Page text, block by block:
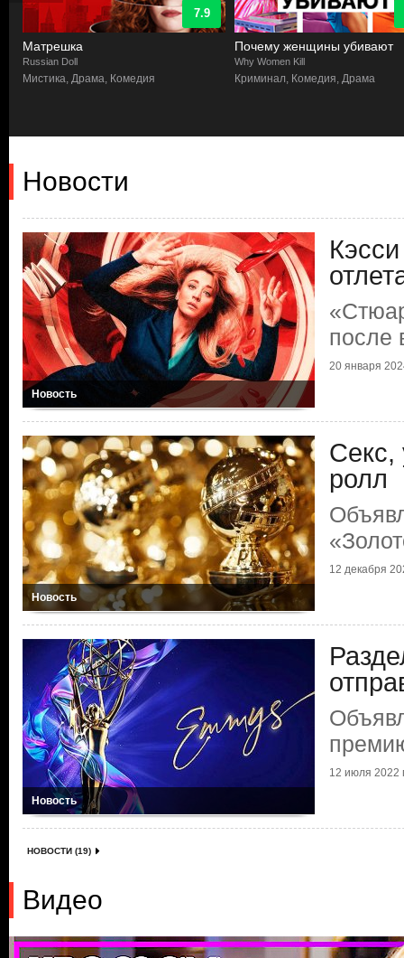
7.9
Матрешка
Russian Doll
Мистика, Драма, Комедия
Почему женщины убивают
Why Women Kill
Криминал, Комедия, Драма
Новости
Новость
после
20 января
Новость
Секс,
ролл
12 декабря
Новость
12 июля 2022
НОВОСТИ (19)
Видео